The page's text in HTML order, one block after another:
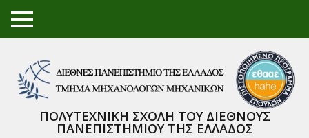
TO
GGL
NU
ΠΟΛΥΤΕΧΝΙΚΗ ΣΧΟΛΗ ΤΟΥ ΔΙΕΘΝΟΥΣ
ΠΑΝΕΠΙΣΤΗΜΙΟΥ ΤΗΣ ΕΛΛΑΔΟΣ